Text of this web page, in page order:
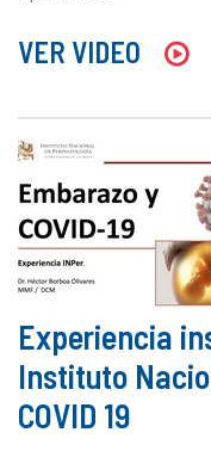
VER VIDEO
Experiencia
Instituto
COVID 19